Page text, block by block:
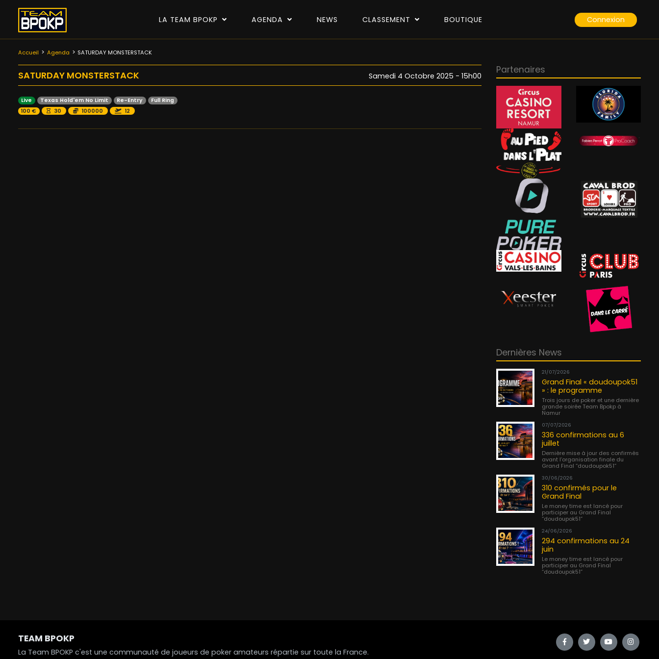
LA TEAM BPOKP AGENDA NEWS CLASSEMENT BOUTIQUE Connexion
Accueil Agenda SATURDAY MONSTERSTACK
SATURDAY MONSTERSTACK Samedi 4 Octobre 2025 - 15h00
Live Texas Hold'em No Limit Re-Entry
Full Ring
100 €
30 100000 12
Partenaires
Dernières News
21/07/2026
Grand Final « doudoupok51
» : le programme
Trois jours de poker et une dernière
grande soirée Team Bpokp à
Namur
07/07/2026
336 confirmations au 6
juillet
Dernière mise à jour des confirmés
avant l’organisation finale du
Grand Final “doudoupok51”
30/06/2026
310 confirmés pour le
Grand Final
Le money time est lancé pour
participer au Grand Final
“doudoupok51”
24/06/2026
294 confirmations au 24
juin
Le money time est lancé pour
participer au Grand Final
“doudoupok51”
TEAM BPOKP
La Team BPOKP c'est une communauté de joueurs de poker amateurs répartie sur toute la France.